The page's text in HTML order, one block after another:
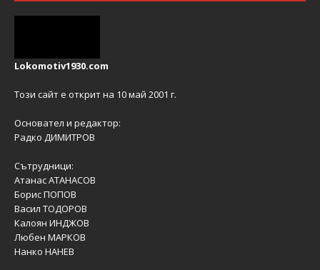
Lokomotiv1930.com
Този сайт е открит на 10 май 2001 г.
Основател и редактор:
Радко ДИМИТРОВ
Сътрудници:
Атанас АТАНАСОВ
Борис ПОПОВ
Васил ТОДОРОВ
Калоян ИНДЖОВ
Любен МАРКОВ
Нанко НАНЕВ